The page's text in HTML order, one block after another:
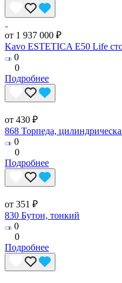
от 1 937 000 ₽
Kavo ESTETICA E50 Life
0
0
Подробнее
от 430 ₽
868 Торпеда,
0
0
Подробнее
от 351 ₽
830 Бутон, тонкий
0
0
Подробнее